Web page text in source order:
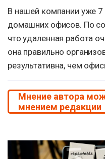
В нашей компании уже 7
домашних офисов. По
что удаленная работа
она правильно
результативна, чем
Мнение автора
мнением редакции